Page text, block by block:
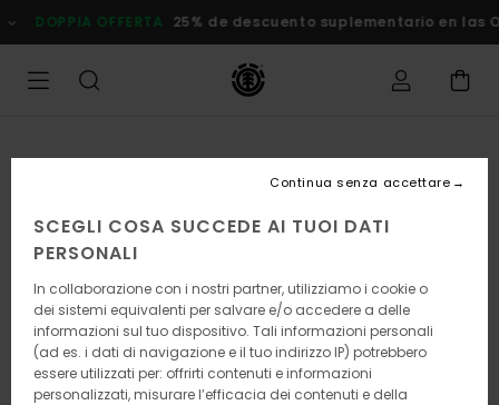
alle
informazioni
prodotto
DOPPIA OFFERTA 25% de descuento suplementario en
SCEGLI COSA SUCCEDE AI TUOI DATI
PERSONALI
In collaborazione con i nostri partner, utilizziamo i cookie o
dei sistemi equivalenti per salvare e/o accedere a delle
informazioni sul tuo dispositivo. Tali informazioni personali
(ad es. i dati di navigazione e il tuo indirizzo IP) potrebbero
essere utilizzati per: offrirti contenuti e informazioni
personalizzati, misurare l’efficacia dei contenuti e della
Continua senza accettare